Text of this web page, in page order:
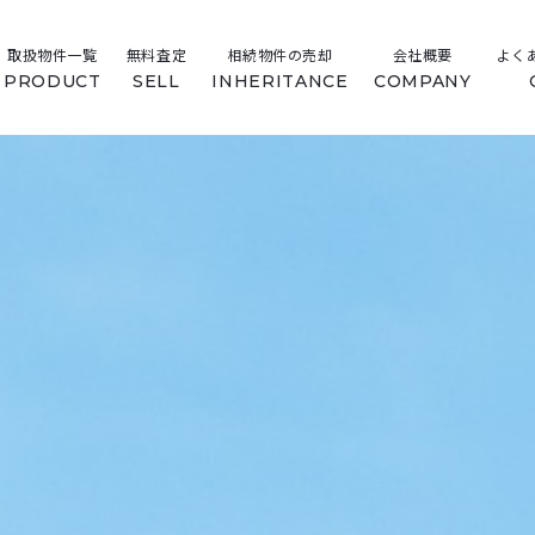
取扱物件一覧
PRODUCT
無料査定
SELL
相続物件の売却
INHERITANCE
会社概要
COMPANY
よく